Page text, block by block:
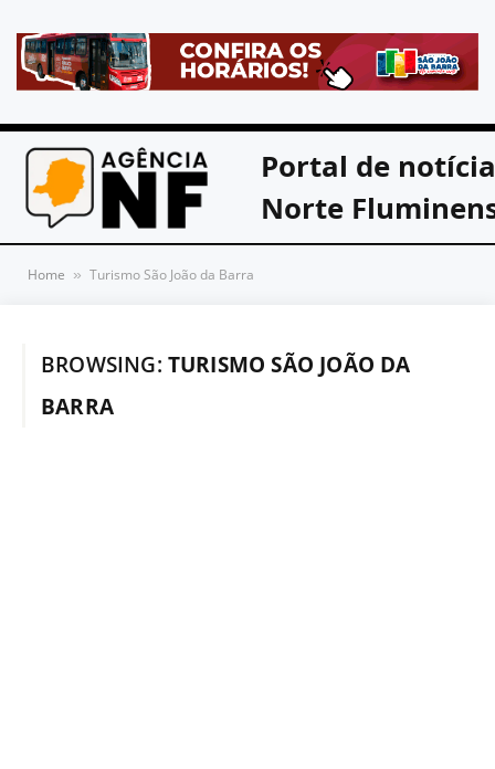
Portal de
Norte
Home » Turismo São João da Barra
BROWSING: TURISMO SÃO JOÃO DA
BARRA